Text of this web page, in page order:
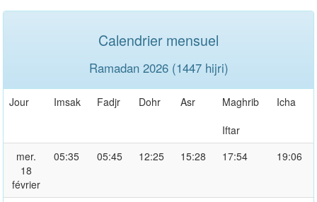
Calendrier mensuel
Ramadan 2026 (1447 hijri)
Jour Imsak Fadjr Dohr Asr
Maghrib
Iftar
Icha
mer.
18
février
05:35 05:45 12:25 15:28 17:54 19:06